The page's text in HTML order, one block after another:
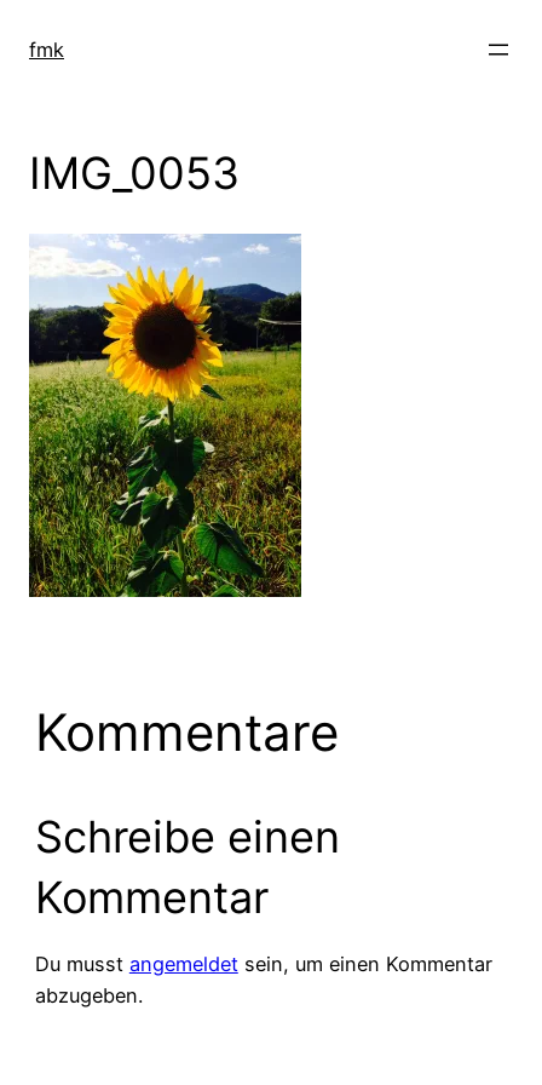
Inhalt
fmk
IMG_0053
Kommentare
Schreibe einen
Kommentar
Du musst angemeldetsein, um einen Kommentar
abzugeben.